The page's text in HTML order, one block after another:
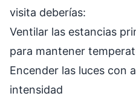
visita deberías:
Ventilar las estancias
para mantener
Encender las luces con
intensidad